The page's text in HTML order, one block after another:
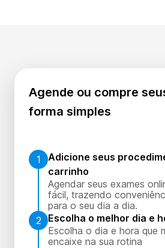
Agende ou compre
forma simples
1
Adicione seus
carrinho
Agendar seus exames
fácil, trazendo
para o seu dia a dia.
2
Escolha o melhor dia e
Escolha o dia e hora que
encaixe na sua rotina